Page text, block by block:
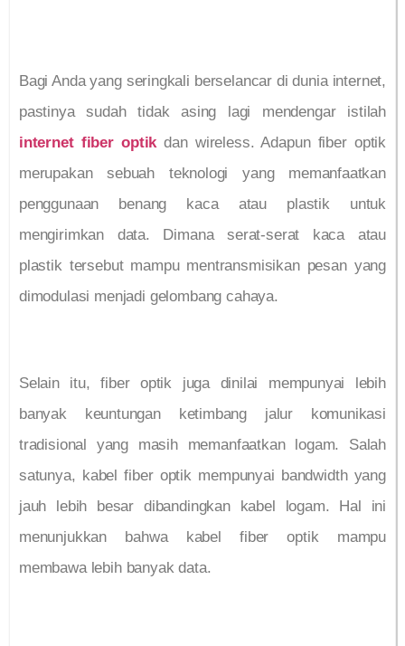
Bagi Anda yang seringkali berselancar di dunia internet,
pastinya sudah tidak asing lagi mendengar istilah
internet fiber optik dan wireless. Adapun fiber optik
merupakan sebuah teknologi yang memanfaatkan
penggunaan benang kaca atau plastik untuk
mengirimkan data. Dimana serat-serat kaca atau
plastik tersebut mampu mentransmisikan pesan yang
dimodulasi menjadi gelombang cahaya.
Selain itu, fiber optik juga dinilai mempunyai lebih
banyak keuntungan ketimbang jalur komunikasi
tradisional yang masih memanfaatkan logam. Salah
satunya, kabel fiber optik mempunyai bandwidth yang
jauh lebih besar dibandingkan kabel logam. Hal ini
menunjukkan bahwa kabel fiber optik mampu
membawa lebih banyak data.